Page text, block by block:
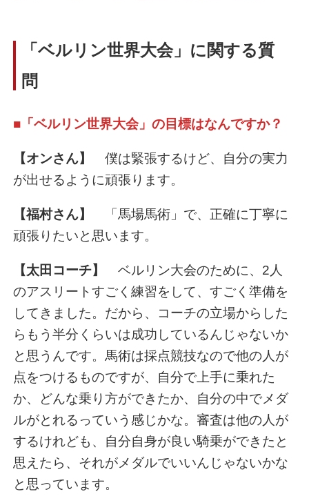
「ベルリン世界大会」に関する質
問
■「ベルリン世界大会」の目標はなんですか？
【オンさん】
僕は緊張するけど、自分の実力
が出せるように頑張ります。
【福村さん】
「馬場馬術」で、正確に丁寧に
頑張りたいと思います。
【太田コーチ】
ベルリン大会のために、2人
のアスリートすごく練習をして、すごく準備を
してきました。だから、コーチの立場からした
らもう半分くらいは成功しているんじゃないか
と思うんです。馬術は採点競技なので他の人が
点をつけるものですが、自分で上手に乗れた
か、どんな乗り方ができたか、自分の中でメダ
ルがとれるっていう感じかな。審査は他の人が
するけれども、自分自身が良い騎乗ができたと
思えたら、それがメダルでいいんじゃないかな
と思っています。